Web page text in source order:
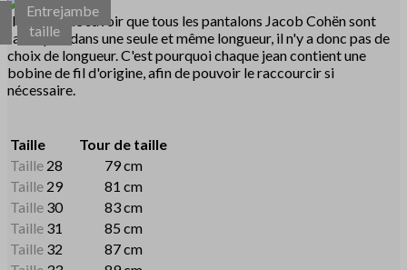
de
taille
Entrejambe
Il est bon de savoir que tous les pantalons Jacob Cohën sont
fabriqués dans une seule et même longueur, il n'y a donc pas de
choix de longueur. C'est pourquoi chaque jean contient une
bobine de fil d'origine, afin de pouvoir le raccourcir si
nécessaire.
Taille
Tour de taille
Taille 28
79 cm
Taille 29
81 cm
Taille 30
83 cm
Taille 31
85 cm
Taille 32
87 cm